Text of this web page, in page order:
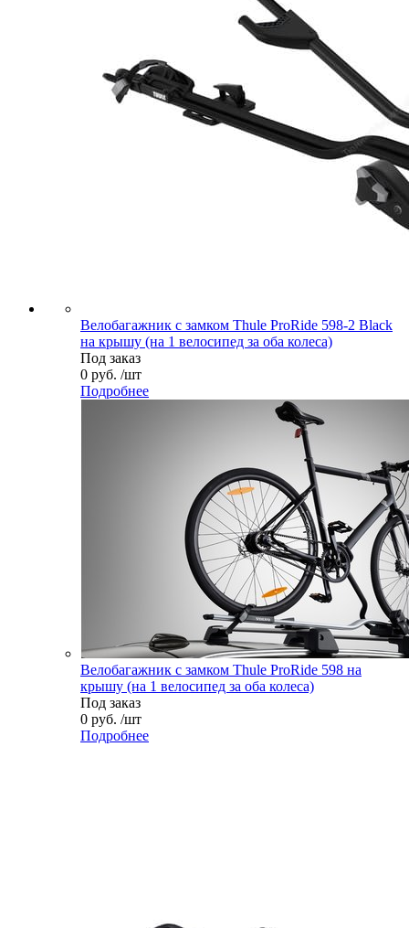
Велобагажник с замком Thule ProRide 598-2 Black
на крышу (на 1 велосипед за оба колеса)
Под заказ
0 руб. /шт
Подробнее
Велобагажник с замком Thule ProRide 598 на
крышу (на 1 велосипед за оба колеса)
Под заказ
0 руб. /шт
Подробнее